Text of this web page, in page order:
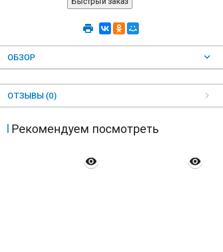
ОБЗОР
ОТЗЫВЫ (0)
Рекомендуем посмотреть